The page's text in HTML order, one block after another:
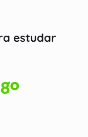
estudar